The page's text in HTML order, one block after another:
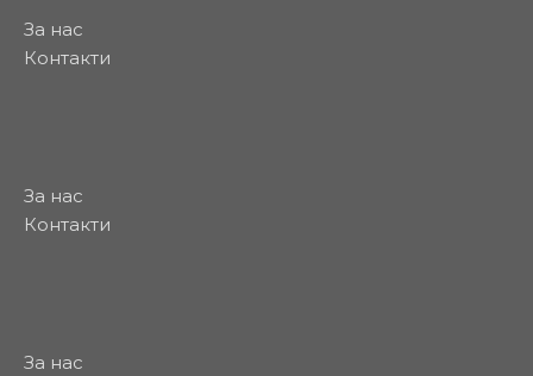
За нас
Контакти
За нас
Контакти
За нас